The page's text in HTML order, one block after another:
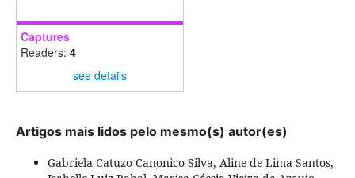
Captures
Readers: 4
see details
Artigos mais lidos pelo mesmo(s) autor(es)
Gabriela Catuzo Canonico Silva, Aline de Lima Santos,